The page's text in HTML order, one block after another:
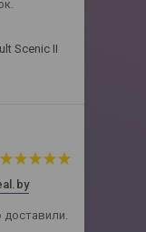
Scenic II
доставили.